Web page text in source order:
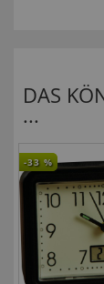
DAS
...
-33 %